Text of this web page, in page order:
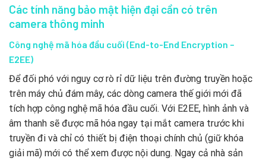
Các tính năng bảo mật hiện đại cần có trên
camera thông minh
Công nghệ mã hóa đầu cuối (End-to-End Encryption –
E2EE)
Để đối phó với nguy cơ rò rỉ dữ liệu trên đường truyền hoặc
trên máy chủ đám mây, các dòng camera thế giới mới đã
tích hợp công nghệ mã hóa đầu cuối. Với E2EE, hình ảnh và
âm thanh sẽ được mã hóa ngay tại mắt camera trước khi
truyền đi và chỉ có thiết bị điện thoại chính chủ (giữ khóa
giải mã) mới có thể xem được nội dung. Ngay cả nhà sản